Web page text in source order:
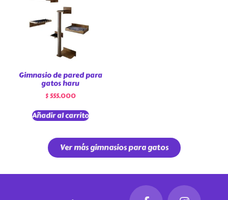
Gimnasio de pared para
gatos haru
$555.000
Añadir al carrito
Ver más gimnasios para gatos